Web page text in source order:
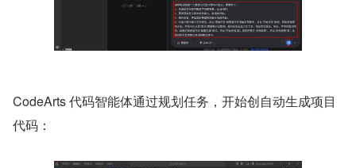
CodeArts 代码智能体通过规划任务，开始创自动生成项目
代码：